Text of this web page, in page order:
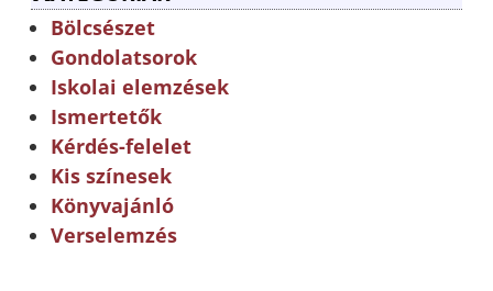
Bölcsészet
Gondolatsorok
Iskolai elemzések
Ismertetők
Kérdés-felelet
Kis színesek
Könyvajánló
Verselemzés